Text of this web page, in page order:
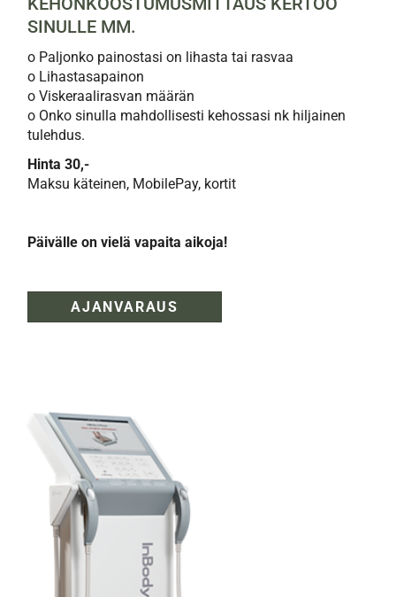
SINULLE MM.
o Paljonko painostasi on lihasta tai rasvaa
o Lihastasapainon
o Viskeraalirasvan määrän
o Onko sinulla mahdollisesti kehossasi nk hiljainen
tulehdus.
Hinta 30,-
Maksu käteinen, MobilePay, kortit
Päivälle on vielä vapaita aikoja!
AJANVARAUS